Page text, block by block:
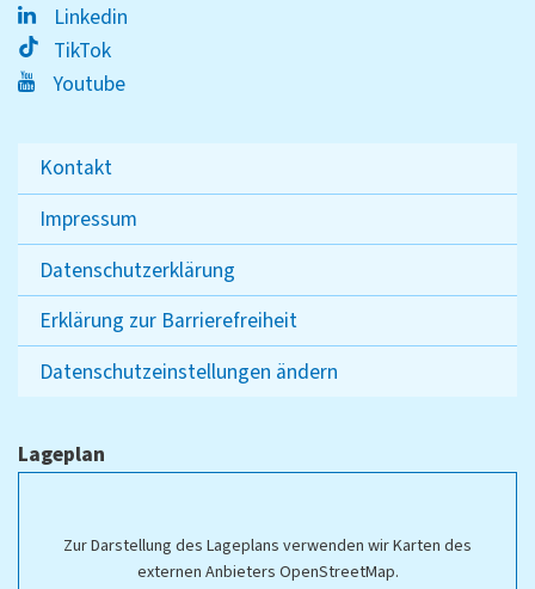
Linkedin
TikTok
Youtube
Kontakt
Impressum
Datenschutzerklärung
Erklärung zur Barrierefreiheit
Datenschutzeinstellungen ändern
Lageplan
Zur Darstellung des Lageplans verwenden wir Karten des
externen Anbieters OpenStreetMap.